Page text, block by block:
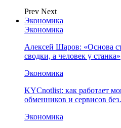
Prev Next
Экономика
Экономика
Алексей Шаров: «Основа
сводки, а человек у станка»
Экономика
KYCnotlist: как работает
обменников и сервисов
Экономика